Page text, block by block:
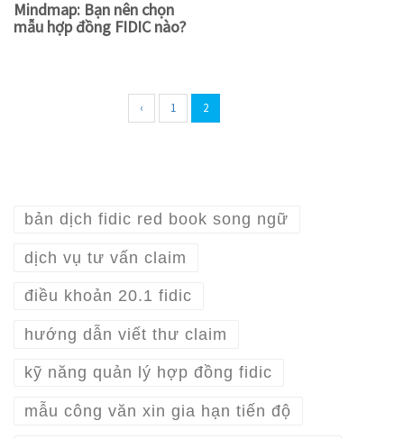
Mindmap: Bạn nên chọn
mẫu hợp đồng FIDIC nào?
‹ 1 2
bản dịch fidic red book song ngữ
dịch vụ tư vấn claim
điều khoản 20.1 fidic
hướng dẫn viết thư claim
kỹ năng quản lý hợp đồng fidic
mẫu công văn xin gia hạn tiến độ